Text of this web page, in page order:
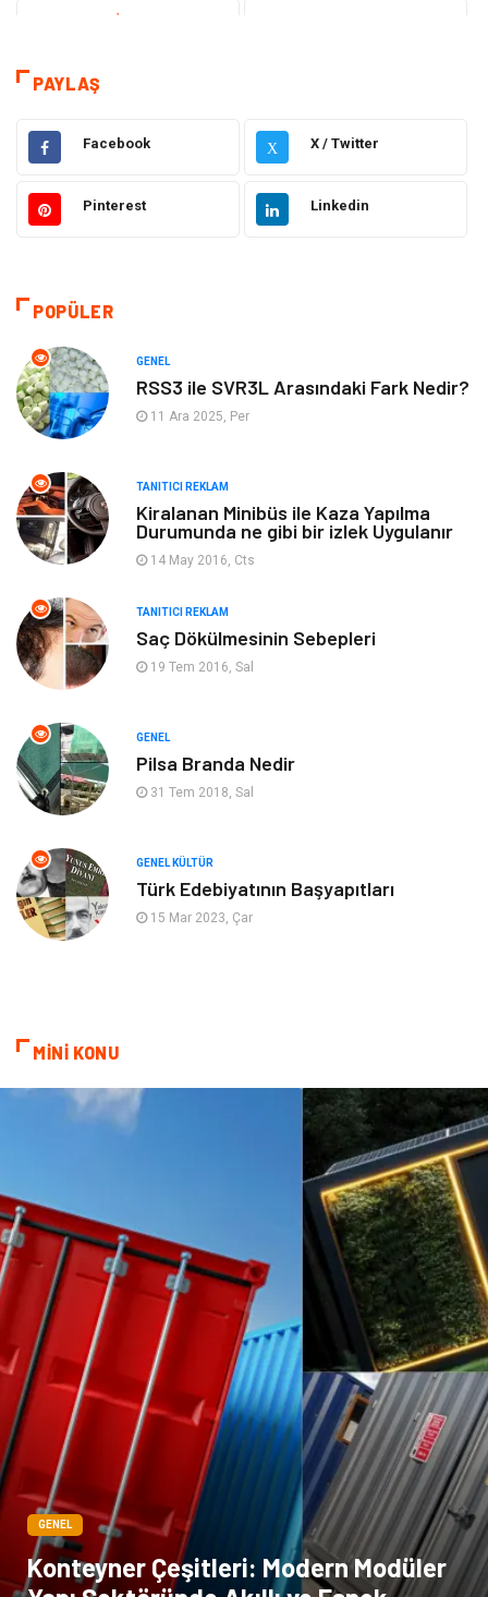
Hizmet
Hukuk Elektrik Elektronik
Güzellik & Bakım Moda
Giyim
Otomotiv
Gıda
Gayrimenkul
Anne & Çocuk Müzik
Tatil Genel Kültür
Emlak
Ev İşleri
Gençlik & Eğlence
Sigorta
Mobilya
PAYLAŞ
Facebook X X / Twitter
Pinterest Linkedin
POPÜLER
GENEL
RSS3 ile SVR3L Arasındaki Fark Nedir?
11 Ara 2025, Per
TANITICI REKLAM
Kiralanan Minibüs ile Kaza Yapılma
Durumunda ne gibi bir izlek Uygulanır
14 May 2016, Cts
TANITICI REKLAM
Saç Dökülmesinin Sebepleri
19 Tem 2016, Sal
GENEL
Pilsa Branda Nedir
31 Tem 2018, Sal
GENEL KÜLTÜR
Türk Edebiyatının Başyapıtları
15 Mar 2023, Çar
MİNİ KONU
GENEL
Konteyner Çeşitleri: Modern Modüler